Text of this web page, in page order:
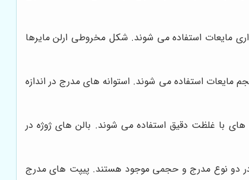
مایعات استفاده می شوند. شکل مخروطی ارلن مایرها
مایعات استفاده می شوند. استوانه های مدرج در اندازه
با غلظت دقیق استفاده می شوند. بالن های ژوژه در
در دو نوع مدرج و حجمی موجود هستند. پیپت های مدرج